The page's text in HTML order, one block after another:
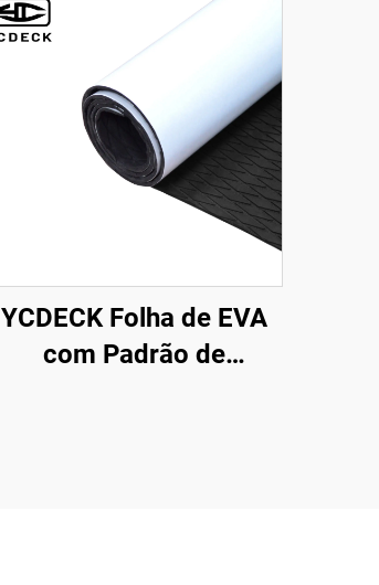
YCDECK Folha de EVA
com Padrão de